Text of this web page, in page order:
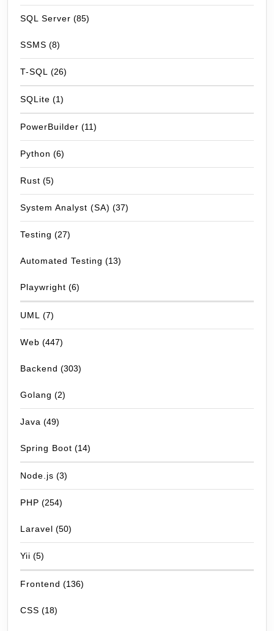
SQL Server (85)
SSMS (8)
T-SQL (26)
SQLite (1)
PowerBuilder (11)
Python (6)
Rust (5)
System Analyst (SA) (37)
Testing (27)
Automated Testing (13)
Playwright (6)
UML (7)
Web (447)
Backend (303)
Golang (2)
Java (49)
Spring Boot (14)
Node.js (3)
PHP (254)
Laravel (50)
Yii (5)
Frontend (136)
CSS (18)